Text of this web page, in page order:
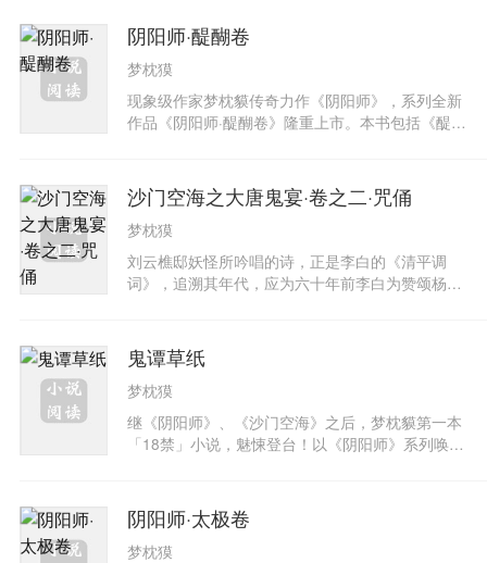
时丧命。70年后，被圣母峰夺去友人生命与自己生
存意义的日本摄影师深町诚，却追随着日本传奇登
山天才羽生丈二的脚步，再度踏上迷人却致命的山
岭。深町诚随同多年登山好友登顶圣母峰，打算以
摄影为他们的人生壮举留下纪念。这群山友都是五
十岁开外的中年人，为了一生的梦想，毅然将人生
连在尼泊尔首都加德满都浑沌度日。他在加德满都
的黑市中无意间发现一台老旧的柯达相机，他不仅
认出这可能是马洛里登山时所使用的机种，更因此
和羽生丈二不期而遇。他为何出现在尼泊尔？相机
是不是真能解开马洛里事件的真相？深町决定回到
迹、交锋到互相竞争的过程。人为什么要登山？为
什么要冒着生命危险攀越无人可及的高峰？身而为
人的局限，人与大自然之间最极端的对立与最深沈
的羁绊，只有梦枕貘能让你身历其境，融入这股撼
动人心的迷惘与热情！
阴阳师·醍醐卷
梦枕獏
现象级作家梦枕貘传奇力作《阴阳师》，系列全新
作品《阴阳师·醍醐卷》隆重上市。本书包括《醍醐
如雨；月夜之下，屡屡出现一头妖虎，吞噬无辜，
口中还吟诵着白居易的诗词；橘为次偶遇蜘蛛女
妖，竟然被吸走双目；藤原实贞突染怪病，变身绿
眼蜈蚣；朱雀门上更有一位俊俏的鬼怪，以绝世美
人为赌注，摆开神秘棋局……绝代阴阳师安倍晴明
与吹笛名手源博雅游走于阴阳两界，在谈笑间破解
沙门空海之大唐鬼宴·卷之二·咒俑
梦枕獏
刘云樵邸妖怪所吟唱的诗，正是李白的《清平调
词》，追溯其年代，应为六十年前李白为赞颂杨贵
高力士之忌而向玄宗进谗言，李白遂被逐出长安
城。了解此事来龙去脉的空海，远赴杨贵妃墓地所
在的马嵬坡。空海识破刘家和棉花田的妖怪皆因于
安禄山之乱时杨贵妃的悲剧性死亡，决心挖掘贵妃
的坟墓，一探究竟。在墓园前，空海和白居易——
也就是后来的大诗人白乐天初相逢。白居易向空海
鬼谭草纸
梦枕獏
继《阴阳师》、《沙门空海》之后，梦枕貘第一本
「18禁」小说，魅悚登台！以《阴阳师》系列唤醒
共分为「染殿之后为鬼娆乱物语」、「纪长谷雄朱
雀门与鬼争女」、「篁物语」三个篇章。梦枕貘以
传说为主干，再加以创作发挥，将历史上的真实人
阴阳师·太极卷
梦枕獏